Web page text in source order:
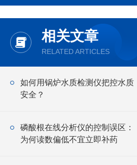
相关文章
RELATED ARTICLES
如何用锅炉水质检测仪把控水质
安全？
磷酸根在线分析仪的控制误区：
为何读数偏低不宜立即补药